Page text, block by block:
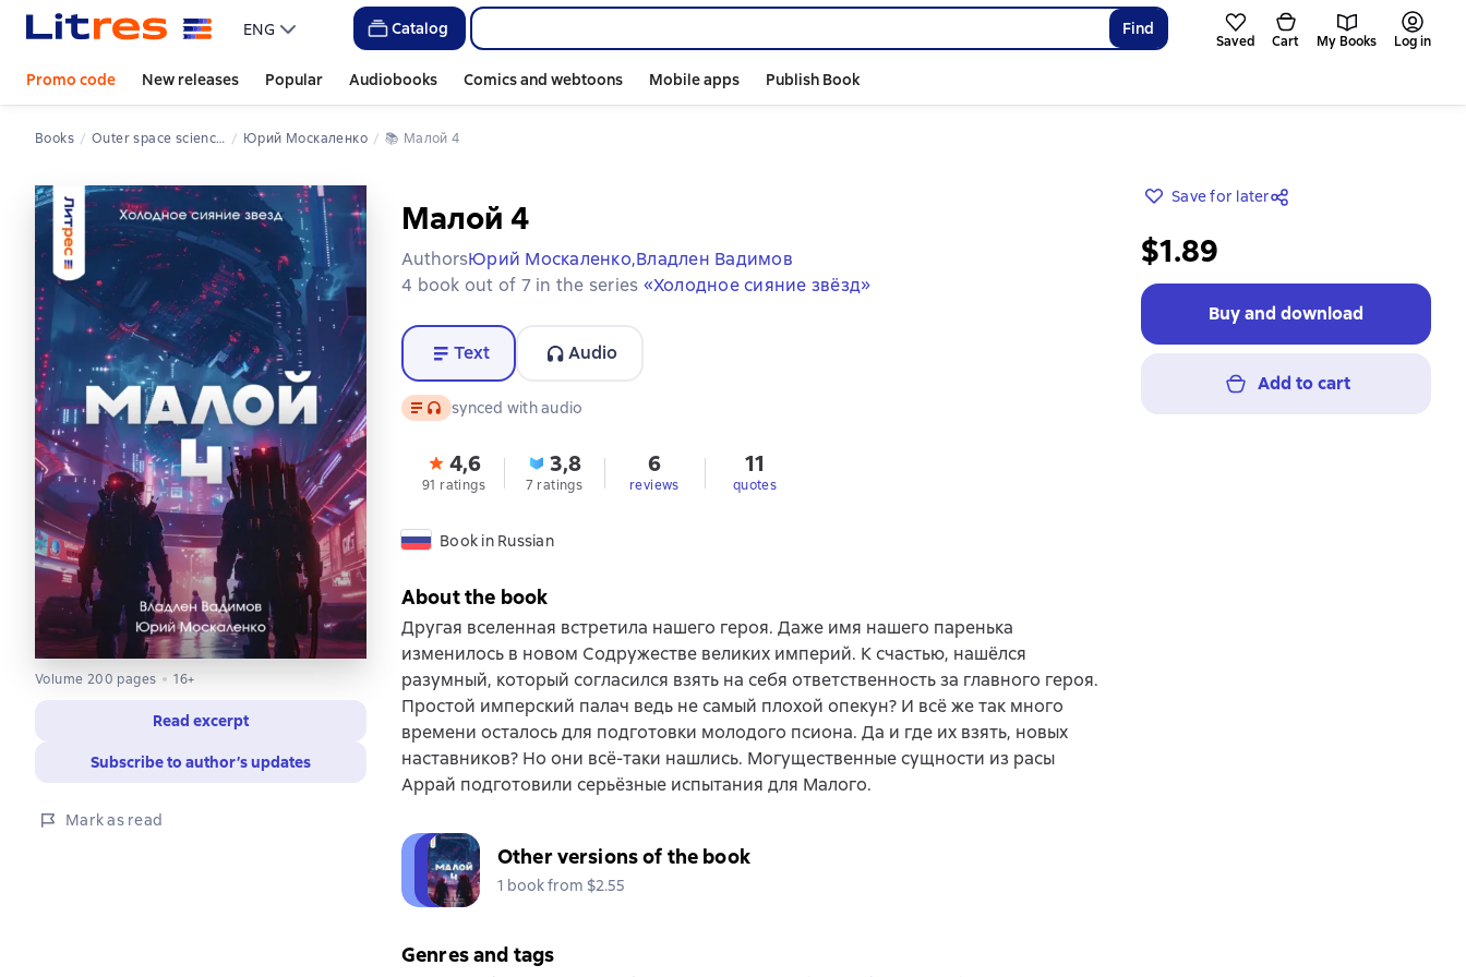
ENG Catalog Find
Saved Cart My Books Log in
Promo code New releases Popular Audiobooks Comics and webtoons Mobile apps Publish Book
Books Outer space science fiction Юрий Москаленко 📚 Малой 4
Volume 200 pages 16+
Read excerpt
Subscribe to author’s updates
Mark as read
Малой 4
AuthorsЮрий Москаленко,Владлен Вадимов
4 book out of 7 in the series «Холодное сияние звёзд»
Text Audio
Text, audio format available
synced with audio
4,6
91 ratings
3,8
7 ratings
6
reviews
11
quotes
Book in Russian
Save for later
$1.89
Buy and download
Add to cart
About the book
Другая вселенная встретила нашего героя. Даже имя нашего паренька
изменилось в новом Содружестве великих империй. К счастью, нашёлся
разумный, который согласился взять на себя ответственность за главного героя.
Простой имперский палач ведь не самый плохой опекун? И всё же так много
времени осталось для подготовки молодого псиона. Да и где их взять, новых
наставников? Но они всё-таки нашлись. Могущественные сущности из расы
Аррай подготовили серьёзные испытания для Малого.
Other versions of the book
1 book from $2.55
Genres and tags